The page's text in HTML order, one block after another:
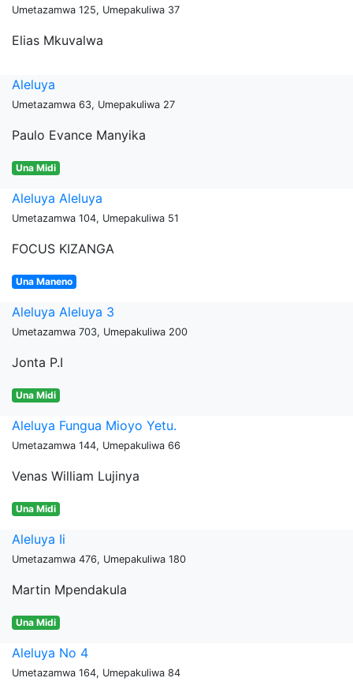
Umetazamwa 125, Umepakuliwa 37
Elias Mkuvalwa
Aleluya
Umetazamwa 63, Umepakuliwa 27
Paulo Evance Manyika
Una Midi
Aleluya Aleluya
Umetazamwa 104, Umepakuliwa 51
FOCUS KIZANGA
Una Maneno
Aleluya Aleluya 3
Umetazamwa 703, Umepakuliwa 200
Jonta P.I
Una Midi
Aleluya Fungua Mioyo Yetu.
Umetazamwa 144, Umepakuliwa 66
Venas William Lujinya
Una Midi
Aleluya Ii
Umetazamwa 476, Umepakuliwa 180
Martin Mpendakula
Una Midi
Aleluya No 4
Umetazamwa 164, Umepakuliwa 84